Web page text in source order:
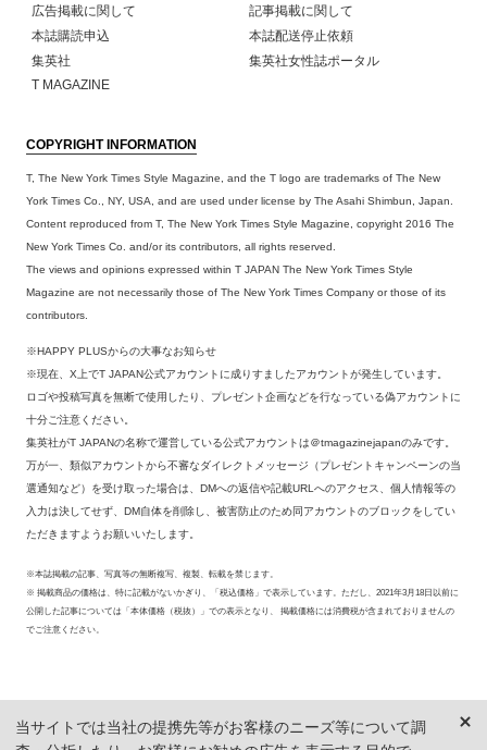
広告掲載に関して
記事掲載に関して
本誌購読申込
本誌配送停止依頼
集英社
集英社女性誌ポータル
T MAGAZINE
COPYRIGHT INFORMATION
T, The New York Times Style Magazine, and the T logo are trademarks of The New
York Times Co., NY, USA, and are used under license by The Asahi Shimbun, Japan.
Content reproduced from T, The New York Times Style Magazine, copyright 2016 The
New York Times Co. and/or its contributors, all rights reserved.
The views and opinions expressed within T JAPAN The New York Times Style
Magazine are not necessarily those of The New York Times Company or those of its
contributors.
※HAPPY PLUSからの大事なお知らせ
※現在、X上でT JAPAN公式アカウントに成りすましたアカウントが発生しています。
ロゴや投稿写真を無断で使用したり、プレゼント企画などを行なっている偽アカウントに
十分ご注意ください。
集英社がT JAPANの名称で運営している公式アカウントは＠tmagazinejapanのみです。
万が一、類似アカウントから不審なダイレクトメッセージ（プレゼントキャンペーンの当
選通知など）を受け取った場合は、DMへの返信や記載URLへのアクセス、個人情報等の
入力は決してせず、DM自体を削除し、被害防止のため同アカウントのブロックをしてい
ただきますようお願いいたします。
※本誌掲載の記事、写真等の無断複写、複製、転載を禁じます。
※ 掲載商品の価格は、特に記載がないかぎり、「税込価格」で表示しています。ただし、2021年3月18日以前に
公開した記事については「本体価格（税抜）」での表示となり、 掲載価格には消費税が含まれておりませんの
でご注意ください。
当サイトでは当社の提携先等がお客様のニーズ等について調